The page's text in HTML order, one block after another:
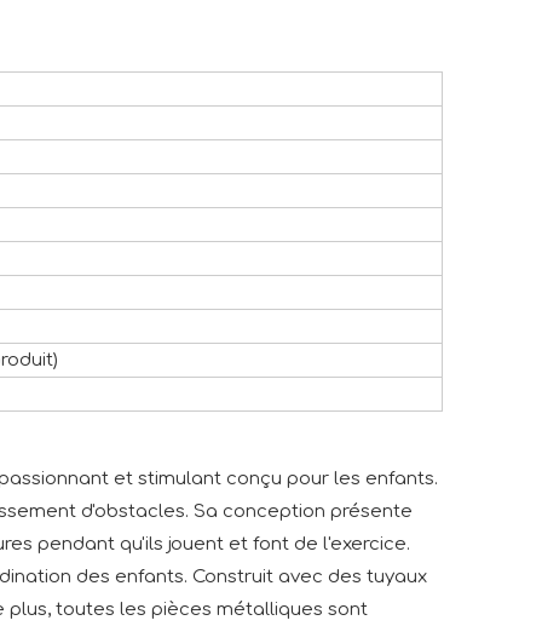
et stimulant conçu pour les enfants.
d'obstacles. Sa conception présente
pendant qu'ils jouent et font de l'exercice.
des enfants. Construit avec des tuyaux
plus, toutes les pièces métalliques sont